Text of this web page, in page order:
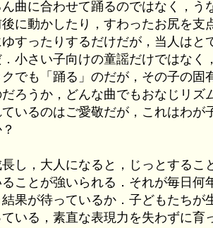
曲に合わせて踊るのではなく，う
に動かしたり，すわったお尻を支
ゆすったりするだけだが，当人はと
小さい子向けの童謡だけではなく
でも「踊る」のだが，その子の固
ろうか，どんな曲でもおなじリズ
いるのはご愛敬だが，これはわが
し，大人になると，じっとするこ
ことが強いられる．それが毎日何
果が待っているか．子どもたちが
いる，素直な表現力を失わずに育